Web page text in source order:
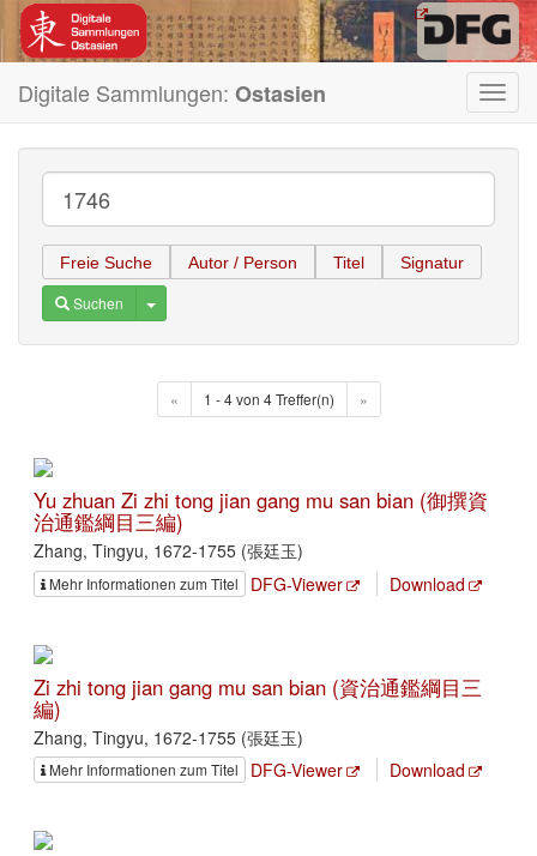
Digitale Sammlungen: Ostasien
Freie Suche Autor / Person Titel Signatur
Suchen Toggle Dropdown
« 1 - 4 von 4 Treffer(n) »
Yu zhuan Zi zhi tong jian gang mu san bian (御撰資
治通鑑綱目三編)
Zhang, Tingyu, 1672-1755 (張廷玉)
Mehr Informationen zum Titel DFG-Viewer Download
Zi zhi tong jian gang mu san bian (資治通鑑綱目三
編)
Zhang, Tingyu, 1672-1755 (張廷玉)
Mehr Informationen zum Titel DFG-Viewer Download